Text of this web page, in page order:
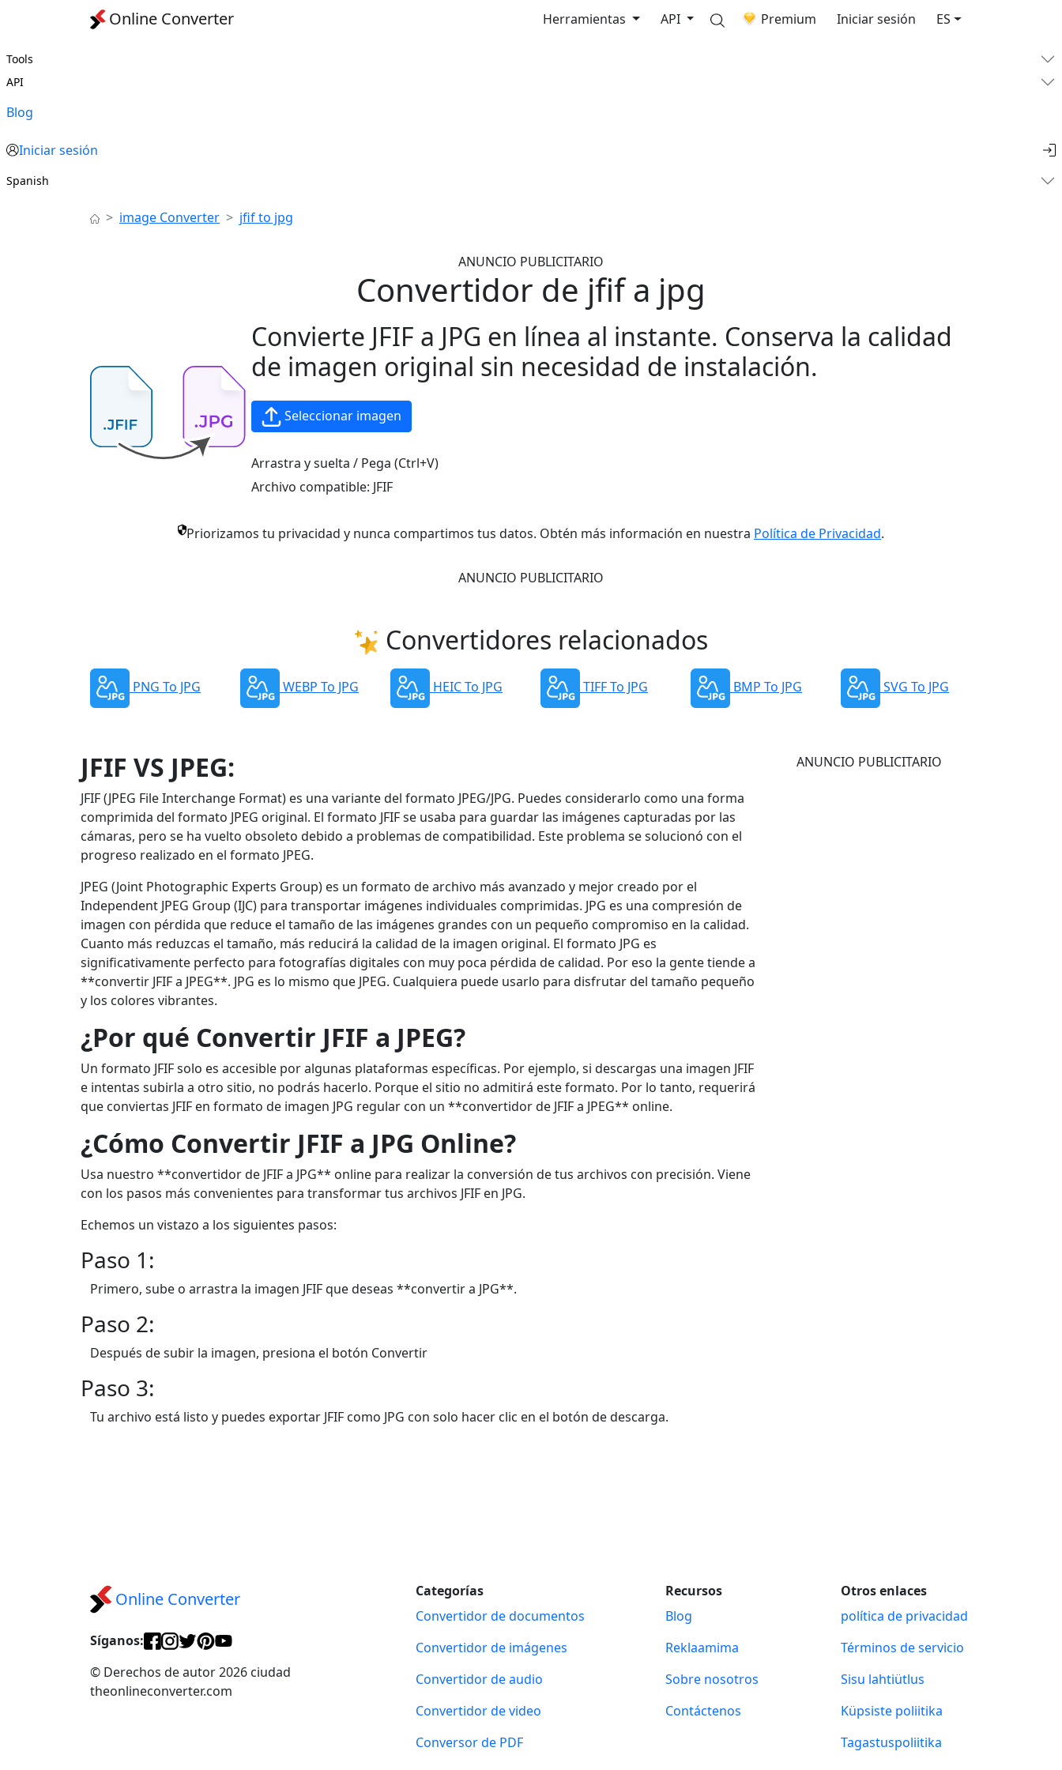
Online Converter Herramientas API Premium Iniciar sesión ES
Tools
API
Blog
Iniciar sesión
Spanish
image Converter jfif to jpg
ANUNCIO PUBLICITARIO
Convertidor de jfif a jpg
Convierte JFIF a JPG en línea al instante. Conserva la calidad
de imagen original sin necesidad de instalación.
Seleccionar imagen
Arrastra y suelta / Pega (Ctrl+V)
Archivo compatible: JFIF
Priorizamos tu privacidad y nunca compartimos tus datos. Obtén más información en nuestra Política de Privacidad.
ANUNCIO PUBLICITARIO
Convertidores relacionados
PNG To JPG WEBP To JPG HEIC To JPG TIFF To JPG BMP To JPG SVG To JPG
JFIF VS JPEG:
JFIF (JPEG File Interchange Format) es una variante del formato JPEG/JPG. Puedes considerarlo como una forma
comprimida del formato JPEG original. El formato JFIF se usaba para guardar las imágenes capturadas por las
cámaras, pero se ha vuelto obsoleto debido a problemas de compatibilidad. Este problema se solucionó con el
progreso realizado en el formato JPEG.
JPEG (Joint Photographic Experts Group) es un formato de archivo más avanzado y mejor creado por el
Independent JPEG Group (IJC) para transportar imágenes individuales comprimidas. JPG es una compresión de
imagen con pérdida que reduce el tamaño de las imágenes grandes con un pequeño compromiso en la calidad.
Cuanto más reduzcas el tamaño, más reducirá la calidad de la imagen original. El formato JPG es
significativamente perfecto para fotografías digitales con muy poca pérdida de calidad. Por eso la gente tiende a
**convertir JFIF a JPEG**. JPG es lo mismo que JPEG. Cualquiera puede usarlo para disfrutar del tamaño pequeño
y los colores vibrantes.
¿Por qué Convertir JFIF a JPEG?
Un formato JFIF solo es accesible por algunas plataformas específicas. Por ejemplo, si descargas una imagen JFIF
e intentas subirla a otro sitio, no podrás hacerlo. Porque el sitio no admitirá este formato. Por lo tanto, requerirá
que conviertas JFIF en formato de imagen JPG regular con un **convertidor de JFIF a JPEG** online.
¿Cómo Convertir JFIF a JPG Online?
Usa nuestro **convertidor de JFIF a JPG** online para realizar la conversión de tus archivos con precisión. Viene
con los pasos más convenientes para transformar tus archivos JFIF en JPG.
Echemos un vistazo a los siguientes pasos:
Paso 1:
Primero, sube o arrastra la imagen JFIF que deseas **convertir a JPG**.
Paso 2:
Después de subir la imagen, presiona el botón Convertir
Paso 3:
Tu archivo está listo y puedes exportar JFIF como JPG con solo hacer clic en el botón de descarga.
ANUNCIO PUBLICITARIO
Online Converter
Síganos:
© Derechos de autor 2026 ciudad
theonlineconverter.com
Categorías
Convertidor de documentos
Convertidor de imágenes
Convertidor de audio
Convertidor de video
Conversor de PDF
Recursos
Blog
Reklaamima
Sobre nosotros
Contáctenos
Otros enlaces
política de privacidad
Términos de servicio
Sisu lahtiütlus
Küpsiste poliitika
Tagastuspoliitika